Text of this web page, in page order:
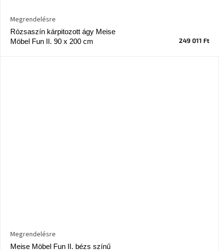
Rózsaszín kárpitozott ágy Meise
Möbel Fun II. 90 x 200 cm
Megrendelésre
249 011 Ft
Meise Möbel Fun II. bézs színű
Megrendelésre